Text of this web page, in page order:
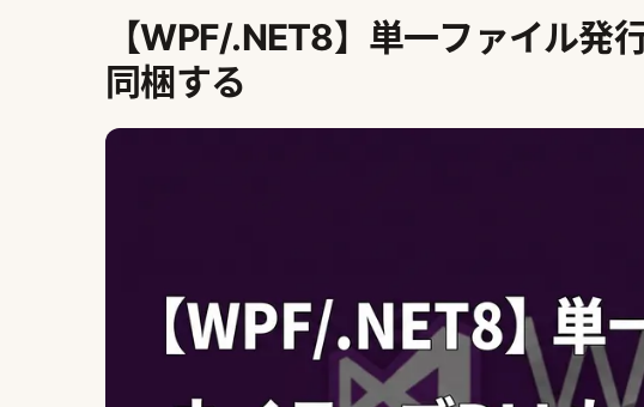
【WPF/.NET8】単一ファイル発
同梱する